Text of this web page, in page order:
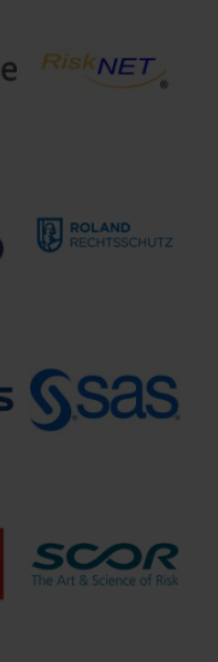
RheinLand
Versicherungen
RiskNET GmbH
Rechtsschutz-
Versicherungs-
AG
SAS Institute
GmbH